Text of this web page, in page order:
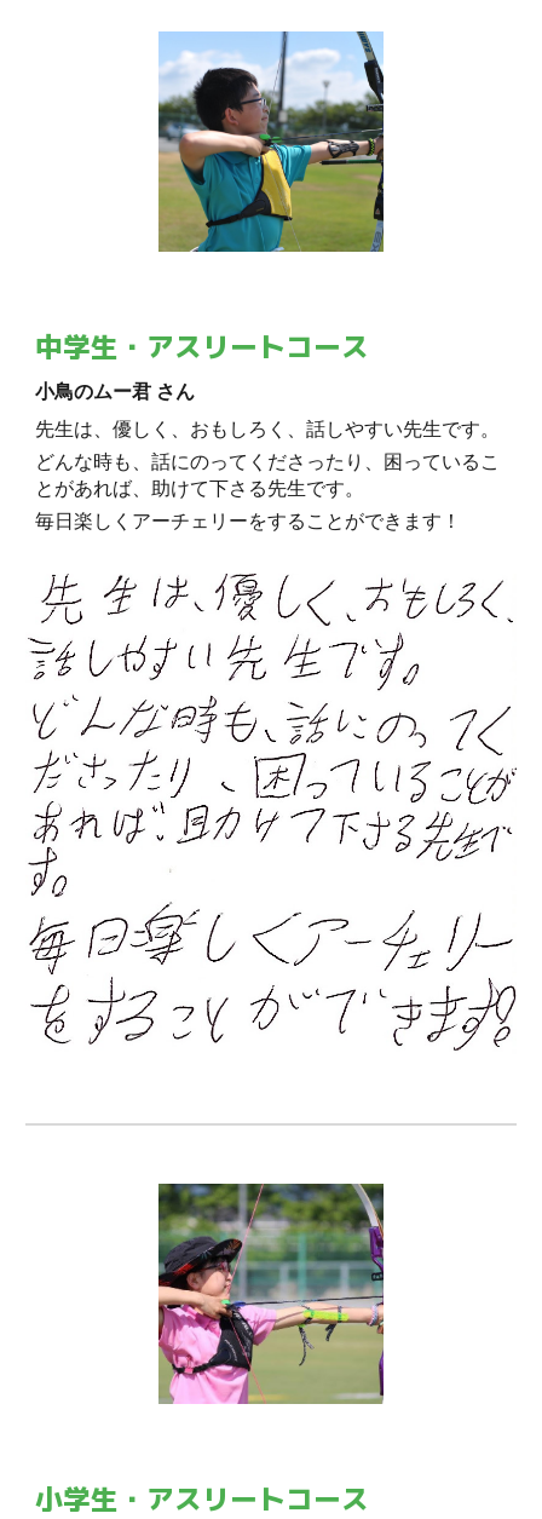
中学生・アスリートコース
小鳥のムー君 さん
先生は、優しく、おもしろく、話しやすい先生です。
どんな時も、話にのってくださったり、困っているこ
とがあれば、助けて下さる先生です。
毎日楽しくアーチェリーをすることができます！
小学生・アスリートコース